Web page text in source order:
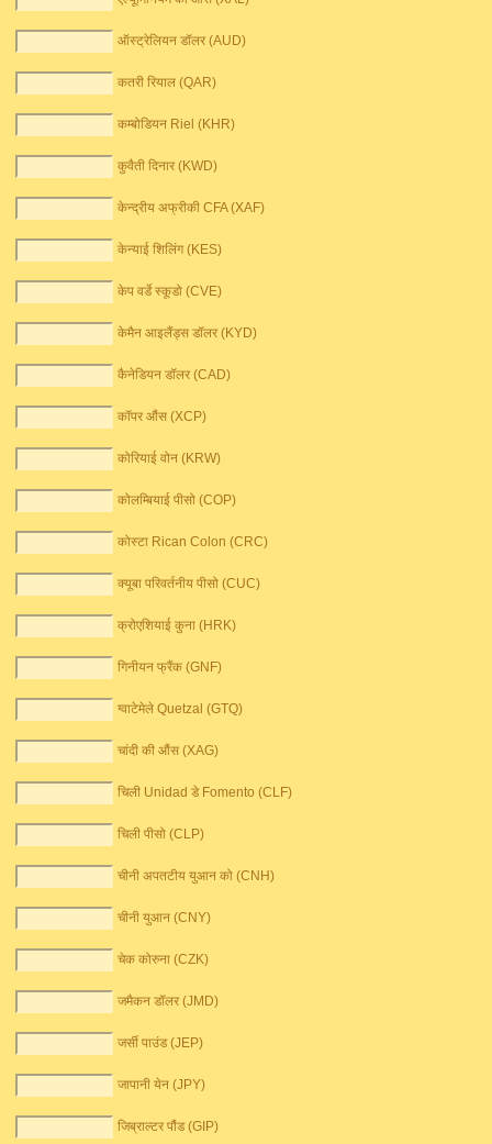
ऑस्ट्रेलियन डॉलर (AUD)
कतरी रियाल (QAR)
कम्बोडियन Riel (KHR)
कुवैती दिनार (KWD)
केन्द्रीय अफ्रीकी CFA (XAF)
केन्याई शिलिंग (KES)
केप वर्डे स्कूडो (CVE)
केमैन आइलैंड्स डॉलर (KYD)
कैनेडियन डॉलर (CAD)
कॉपर औंस (XCP)
कोरियाई वोन (KRW)
कोलम्बियाई पीसो (COP)
कोस्टा Rican Colon (CRC)
क्यूबा परिवर्तनीय पीसो (CUC)
क्रोएशियाई कुना (HRK)
गिनीयन फ्रैंक (GNF)
ग्वाटेमेले Quetzal (GTQ)
चांदी की औंस (XAG)
चिली Unidad डे Fomento (CLF)
चिली पीसो (CLP)
चीनी अपतटीय युआन को (CNH)
चीनी युआन (CNY)
चेक कोरुना (CZK)
जमैकन डॉलर (JMD)
जर्सी पाउंड (JEP)
जापानी येन (JPY)
जिब्राल्टर पौंड (GIP)